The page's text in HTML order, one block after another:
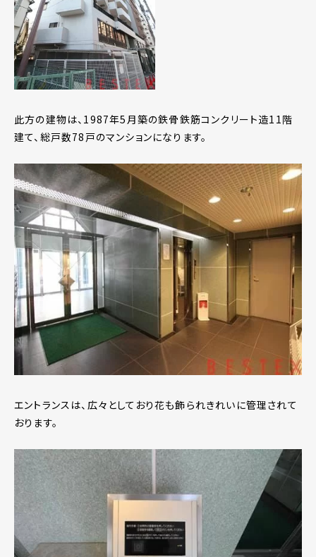
此方の建物は、1987年5月築の鉄骨鉄筋コンクリート造11階
建て、総戸数78戸のマンションになります。
エントランスは、広々としており花も飾られきれいに管理されて
おります。